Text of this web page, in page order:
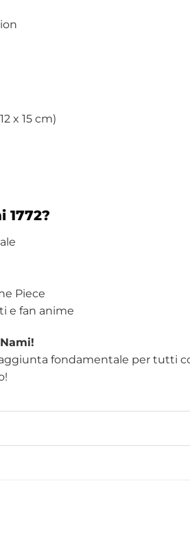
x 15 cm)
1772?
Piece
e fan anime
fondamentale per tutti